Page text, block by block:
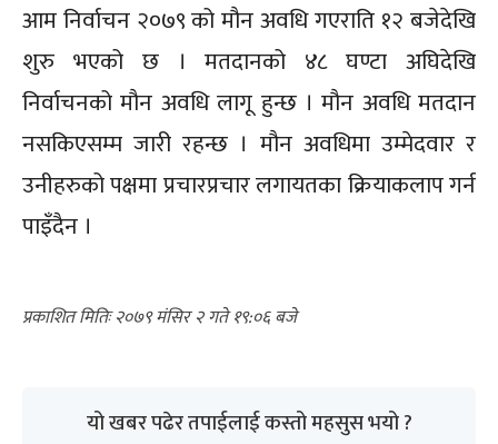
आम निर्वाचन २०७९ को मौन अवधि गएराति १२ बजेदेखि
शुरु भएको छ । मतदानको ४८ घण्टा अघिदेखि
निर्वाचनको मौन अवधि लागू हुन्छ । मौन अवधि मतदान
नसकिएसम्म जारी रहन्छ । मौन अवधिमा उम्मेदवार र
उनीहरुको पक्षमा प्रचारप्रचार लगायतका क्रियाकलाप गर्न
पाइँदैन ।
२०७९ मंसिर २ गते १९:०६
यो खबर पढेर तपाईलाई कस्तो महसुस भयो ?